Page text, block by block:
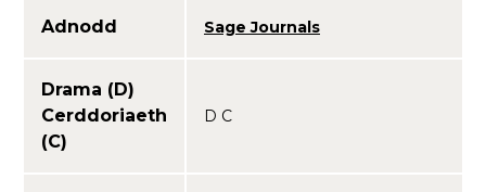
Adnodd Sage Journals
Drama (D)
Cerddoriaeth
(C)
D C